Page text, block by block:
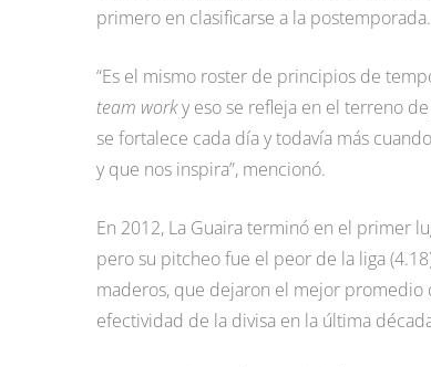
primero en clasificarse a la postemporada.
“Es el mismo roster de principios de
team worky eso se refleja en el terreno
se fortalece cada día y todavía más
y que nos inspira”, mencionó.
En 2012, La Guaira terminó en el primer
pero su pitcheo fue el peor de la liga
maderos, que dejaron el mejor
efectividad de la divisa en la última